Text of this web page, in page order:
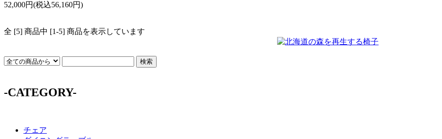
52,000円(税込56,160円)
全 [5] 商品中 [1-5] 商品を表示しています
-CATEGORY-
チェア